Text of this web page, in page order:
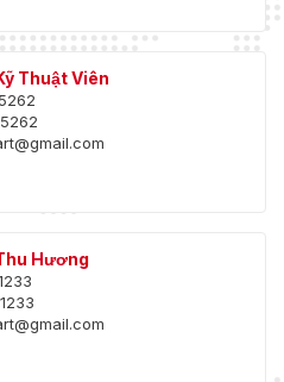
Thuật Viên
Hương